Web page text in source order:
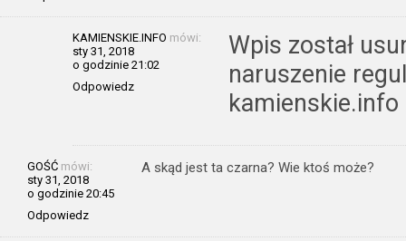
KAMIENSKIE.INFO mówi:
sty 31, 2018
o godzinie 21:02
Odpowiedz
Wpis został
naruszenie
kamienskie.info
GOŚĆ mówi:
sty 31, 2018
o godzinie 20:45
Odpowiedz
A skąd jest ta czarna? Wie ktoś może?